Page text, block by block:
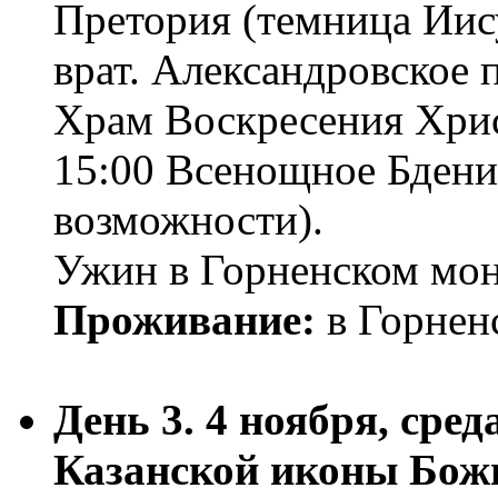
Претория (темница
врат. Александровское
Храм Воскресения
15:00 Всенощное
возможности).
Ужин в Горненском
Проживание: в
День 3. 4 ноября,
Казанской иконы